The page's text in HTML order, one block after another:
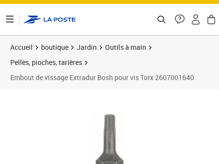
Accueil boutique Jardin
Outils à main
Pelles, pioches, tarières
Embout de vissage Extradur Bosh pour vis Torx 2607001640